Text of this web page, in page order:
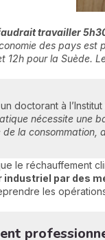
travailler
des pays
12h pour la Suède.
doctorant à
nécessite une
la consommation,
le réchauffement
par des
les